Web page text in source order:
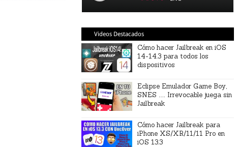
Videos Destacados
Cómo hacer Jailbreak en iOS
14-14.3 para todos los
dispositivos
Eclipse Emulador Game Boy,
SNES … Irrevocable juega sin
Jailbreak
Cómo hacer Jailbreak para
iPhone XS/XR/11/11 Pro en
iOS 13.3